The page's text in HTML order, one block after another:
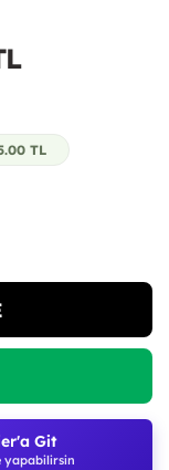
TL
Git
yapabilirsin